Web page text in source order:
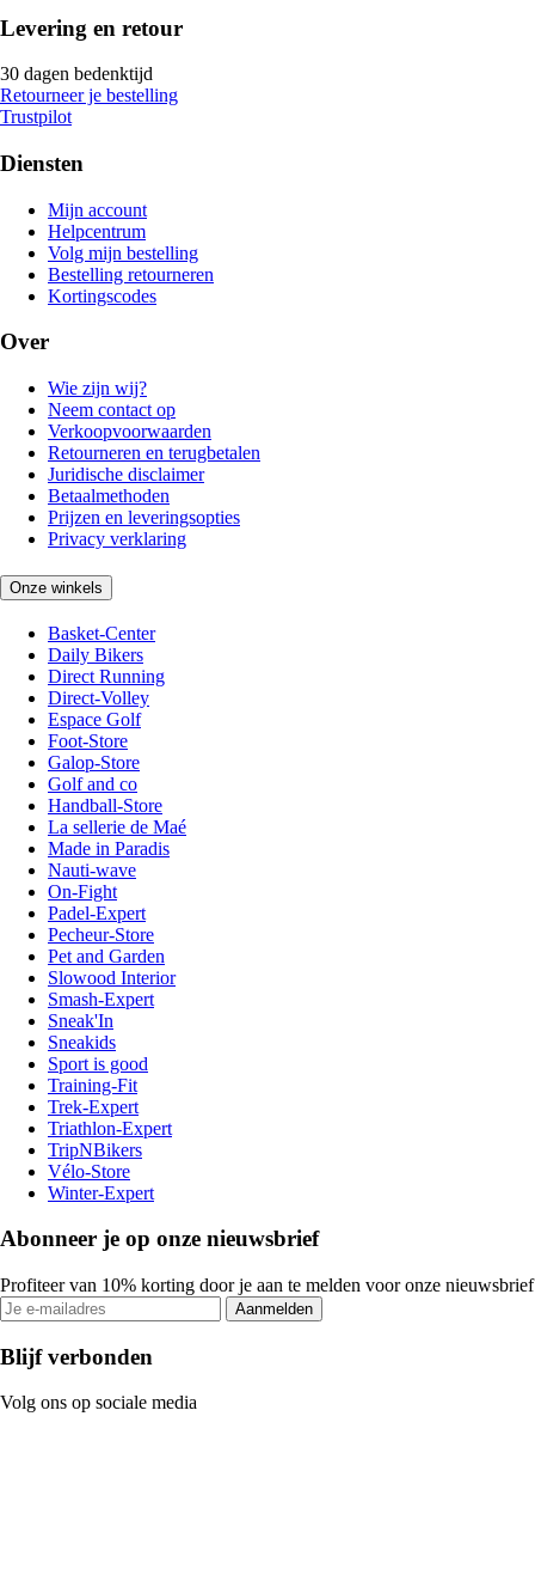
Levering en retour
30 dagen bedenktijd
Retourneer je bestelling
Trustpilot
Diensten
Mijn account
Helpcentrum
Volg mijn bestelling
Bestelling retourneren
Kortingscodes
Over
Wie zijn wij?
Neem contact op
Verkoopvoorwaarden
Retourneren en terugbetalen
Juridische disclaimer
Betaalmethoden
Prijzen en leveringsopties
Privacy verklaring
Onze winkels
Basket-Center
Daily Bikers
Direct Running
Direct-Volley
Espace Golf
Foot-Store
Galop-Store
Golf and co
Handball-Store
La sellerie de Maé
Made in Paradis
Nauti-wave
On-Fight
Padel-Expert
Pecheur-Store
Pet and Garden
Slowood Interior
Smash-Expert
Sneak'In
Sneakids
Sport is good
Training-Fit
Trek-Expert
Triathlon-Expert
TripNBikers
Vélo-Store
Winter-Expert
Abonneer je op onze nieuwsbrief
Profiteer van 10% korting door je aan te melden voor onze nieuwsbrief
Aanmelden
Blijf verbonden
Volg ons op sociale media